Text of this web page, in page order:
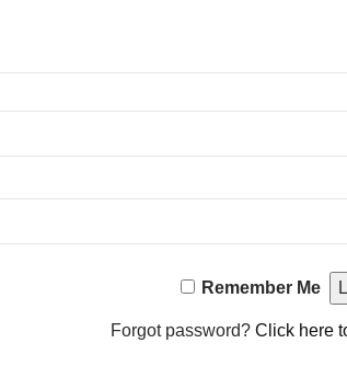
Remember Me
Forgot password? Click here